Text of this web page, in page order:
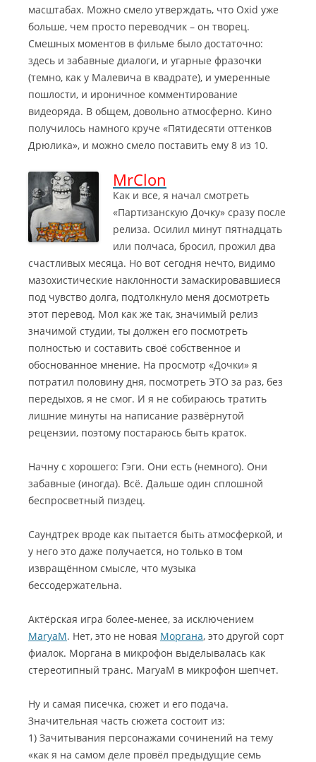
масштабах. Можно смело утверждать, что Oxid уже
больше, чем просто переводчик – он творец.
Смешных моментов в фильме было достаточно:
здесь и забавные диалоги, и угарные фразочки
(темно, как у Малевича в квадрате), и умеренные
пошлости, и ироничное комментирование
видеоряда. В общем, довольно атмосферно. Кино
получилось намного круче «Пятидесяти оттенков
Дрюлика», и можно смело поставить ему 8 из 10.
MrClon
Как и все, я начал смотреть
«Партизанскую Дочку» сразу после
релиза. Осилил минут пятнадцать
или полчаса, бросил, прожил два
счастливых месяца. Но вот сегодня нечто, видимо
мазохистические наклонности замаскировавшиеся
под чувство долга, подтолкнуло меня досмотреть
этот перевод. Мол как же так, значимый релиз
значимой студии, ты должен его посмотреть
полностью и составить своё собственное и
обоснованное мнение. На просмотр «Дочки» я
потратил половину дня, посмотреть ЭТО за раз, без
передыхов, я не смог. И я не собираюсь тратить
лишние минуты на написание развёрнутой
рецензии, поэтому постараюсь быть краток.
Начну с хорошего: Гэги. Они есть (немного). Они
забавные (иногда). Всё. Дальше один сплошной
беспросветный пиздец.
Саундтрек вроде как пытается быть атмосферкой, и
у него это даже получается, но только в том
извращённом смысле, что музыка
бессодержательна.
Актёрская игра более-менее, за исключением
MaryaM. Нет, это не новая Моргана, это другой сорт
фиалок. Моргана в микрофон выделывалась как
стереотипный транс. MaryaM в микрофон шепчет.
Ну и самая писечка, сюжет и его подача.
Значительная часть сюжета состоит из:
1) Зачитывания персонажами сочинений на тему
«как я на самом деле провёл предыдущие семь